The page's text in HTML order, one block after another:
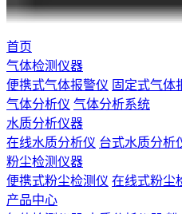
首页
气体检测仪器
便携式气体报警仪 固定式气体
气体分析仪 气体分析系统
水质分析仪器
在线水质分析仪 台式水质分析
粉尘检测仪器
便携式粉尘检测仪 在线式粉尘
产品中心